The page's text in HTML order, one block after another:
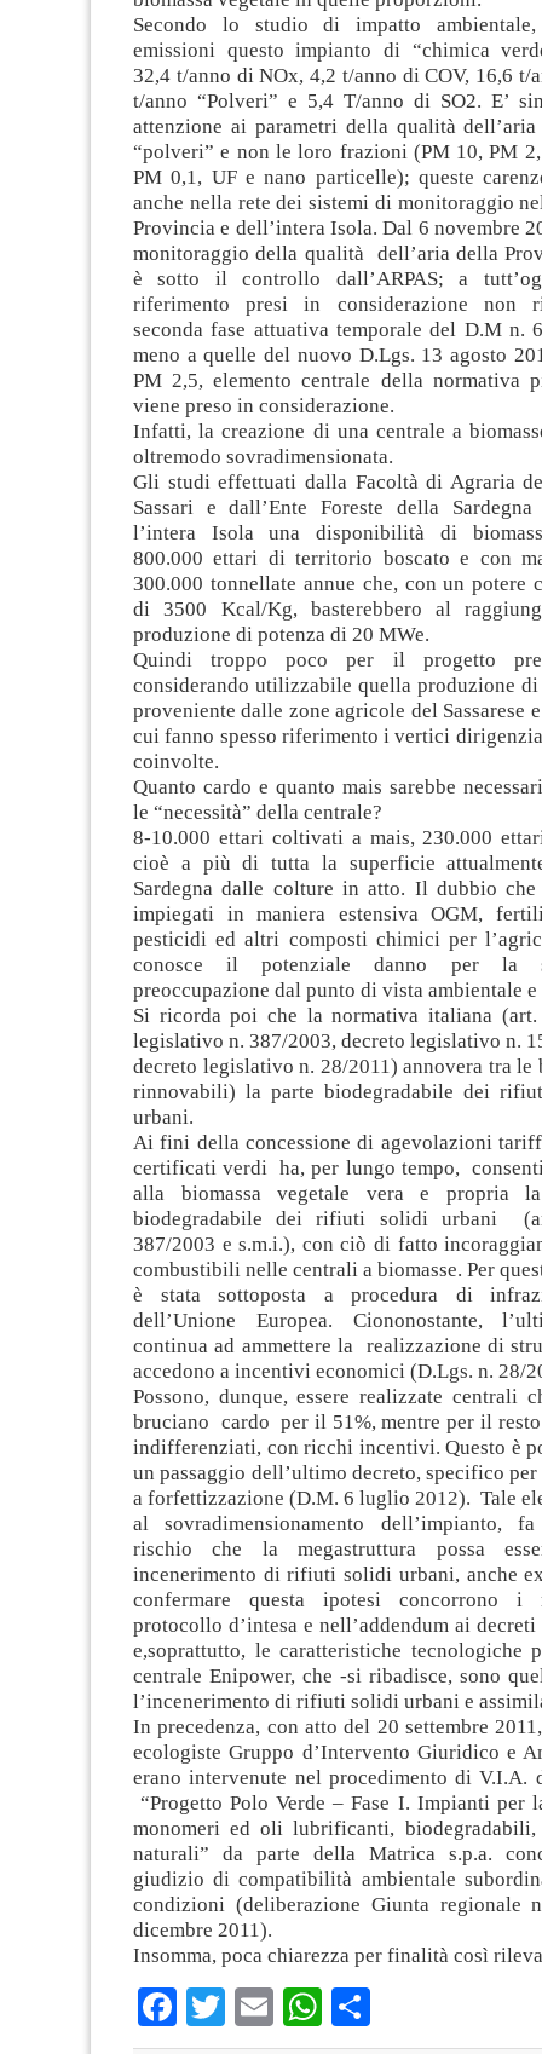
Secondo lo studio di impatto
emissioni questo impianto di “chimica
32,4 t/anno di NOx, 4,2 t/anno di COV, 16,6 t/
t/anno “Polveri” e 5,4 T/anno di SO2. E’
attenzione ai parametri della qualità
“polveri” e non le loro frazioni (PM 10, PM
PM 0,1, UF e nano particelle); queste
anche nella rete dei sistemi di monitoraggio
Provincia e dell’intera Isola. Dal 6 novembre
monitoraggio della qualità dell’aria della
è sotto il controllo dall’ARPAS; a
riferimento presi in considerazione non
seconda fase attuativa temporale del D.M n.
meno a quelle del nuovo D.Lgs. 13 agosto
PM 2,5, elemento centrale della normativa
viene preso in considerazione.
Infatti, la creazione di una centrale a
oltremodo sovradimensionata.
Gli studi effettuati dalla Facoltà di Agraria
Sassari e dall’Ente Foreste della
l’intera Isola una disponibilità di
800.000 ettari di territorio boscato e con
300.000 tonnellate annue che, con un potere
di 3500 Kcal/Kg, basterebbero al
produzione di potenza di 20 MWe.
Quindi troppo poco per il progetto
considerando utilizzabile quella produzione
proveniente dalle zone agricole del Sassarese
cui fanno spesso riferimento i vertici
coinvolte.
Quanto cardo e quanto mais sarebbe
le “necessità” della centrale?
8-10.000 ettari coltivati a mais, 230.000
cioè a più di tutta la superficie
Sardegna dalle colture in atto. Il dubbio che
impiegati in maniera estensiva OGM,
pesticidi ed altri composti chimici per
conosce il potenziale danno per la
preoccupazione dal punto di vista ambientale
Si ricorda poi che la normativa italiana
legislativo n. 387/2003, decreto legislativo n.
decreto legislativo n. 28/2011) annovera tra
rinnovabili) la parte biodegradabile dei
urbani.
Ai fini della concessione di agevolazioni
certificati verdi ha, per lungo tempo,
alla biomassa vegetale vera e propria
biodegradabile dei rifiuti solidi urbani
387/2003 e s.m.i.), con ciò di fatto
combustibili nelle centrali a biomasse. Per
è stata sottoposta a procedura di
dell’Unione Europea. Ciononostante,
continua ad ammettere la realizzazione di
accedono a incentivi economici (D.Lgs. n. 28/
Possono, dunque, essere realizzate centrali
bruciano cardo per il 51%, mentre per il
indifferenziati, con ricchi incentivi. Questo è
un passaggio dell’ultimo decreto, specifico
a forfettizzazione (D.M. 6 luglio 2012). Tale
al sovradimensionamento dell’impianto,
rischio che la megastruttura possa
incenerimento di rifiuti solidi urbani, anche
confermare questa ipotesi concorrono i
protocollo d’intesa e nell’addendum ai
e,soprattutto, le caratteristiche tecnologiche
centrale Enipower, che -si ribadisce, sono
l’incenerimento di rifiuti solidi urbani e
In precedenza, con atto del 20 settembre
ecologiste Gruppo d’Intervento Giuridico e
erano intervenute nel procedimento di V.I.A.
“Progetto Polo Verde – Fase I. Impianti per
monomeri ed oli lubrificanti,
naturali” da parte della Matrica s.p.a.
giudizio di compatibilità ambientale
condizioni (deliberazione Giunta regionale
dicembre 2011).
Insomma, poca chiarezza per finalità così
Facebook
TwitterEmailWhatsApp